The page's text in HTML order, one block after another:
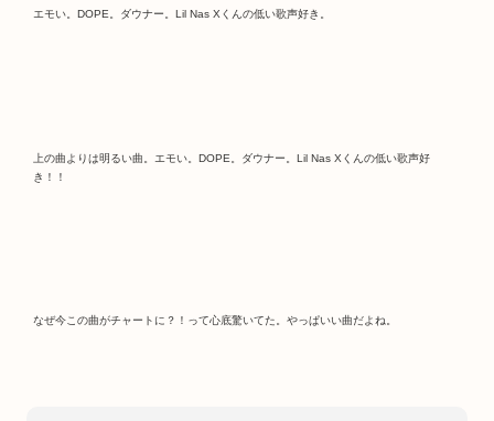
エモい。DOPE。ダウナー。Lil Nas Xくんの低い歌声好き。
上の曲よりは明るい曲。エモい。DOPE。ダウナー。Lil Nas Xくんの低い歌声好
き！！
なぜ今この曲がチャートに？！って心底驚いてた。やっぱいい曲だよね。